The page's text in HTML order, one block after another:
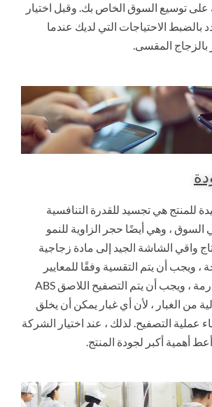
توسيع السوق الخاص بك. وقبل اختيار
بالضبط الاحتياجات التي لديك عندما
بالزجاج المقسى.
للمنتج هي تجسيد للقدرة التنافسية
، وهي أيضًا حجر الزاوية للنمو
واقي الشاشة الجيد إلى مادة زجاجية
، ويجب أن يتم التقسية وفقًا للمعايير
الفنية الصارمة ، ويجب أن يتم التصفيح اللاصق ABS
من الغبار ، لأن أي غبار يمكن أن يخلق
عملية التصفيح. لذلك ، عند اختيار الشركة
أهمية أكبر لجودة المنتج.